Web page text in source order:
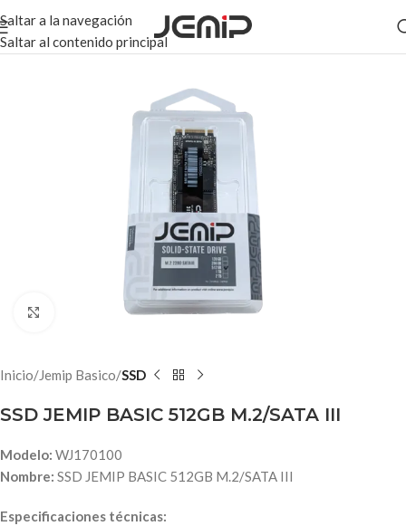
Saltar a la navegación
Saltar al contenido principal
Haga clic para ampliar
Inicio Jemip Basico SSD
SSD JEMIP BASIC 512GB M.2/SATA III
Modelo: WJ170100
Nombre: SSD JEMIP BASIC 512GB M.2/SATA III
Especificaciones técnicas: